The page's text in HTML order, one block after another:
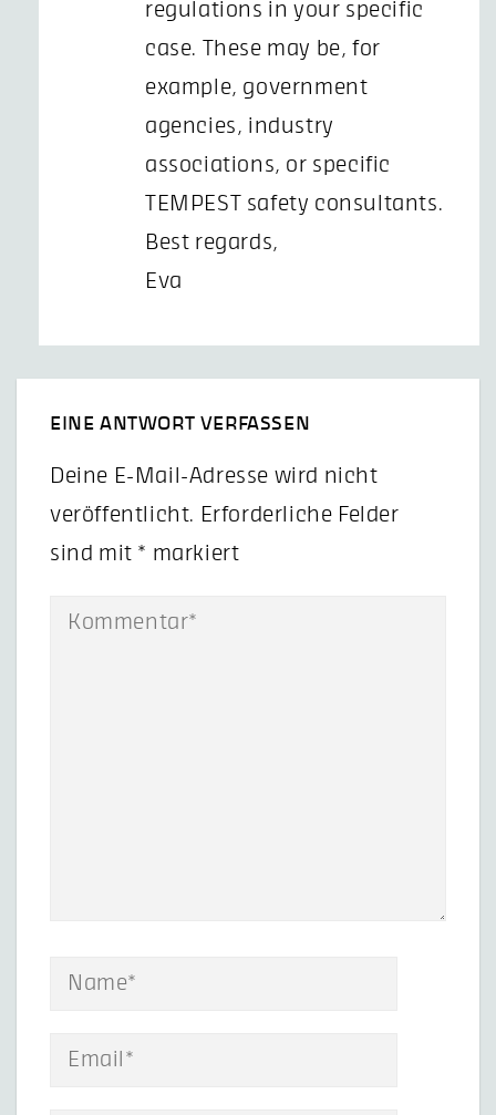
regulations in your specific
case. These may be, for
example, government
agencies, industry
associations, or specific
TEMPEST safety consultants.
Best regards,
Eva
EINE ANTWORT VERFASSEN
Deine E-Mail-Adresse wird nicht
veröffentlicht. Erforderliche Felder
sind mit * markiert